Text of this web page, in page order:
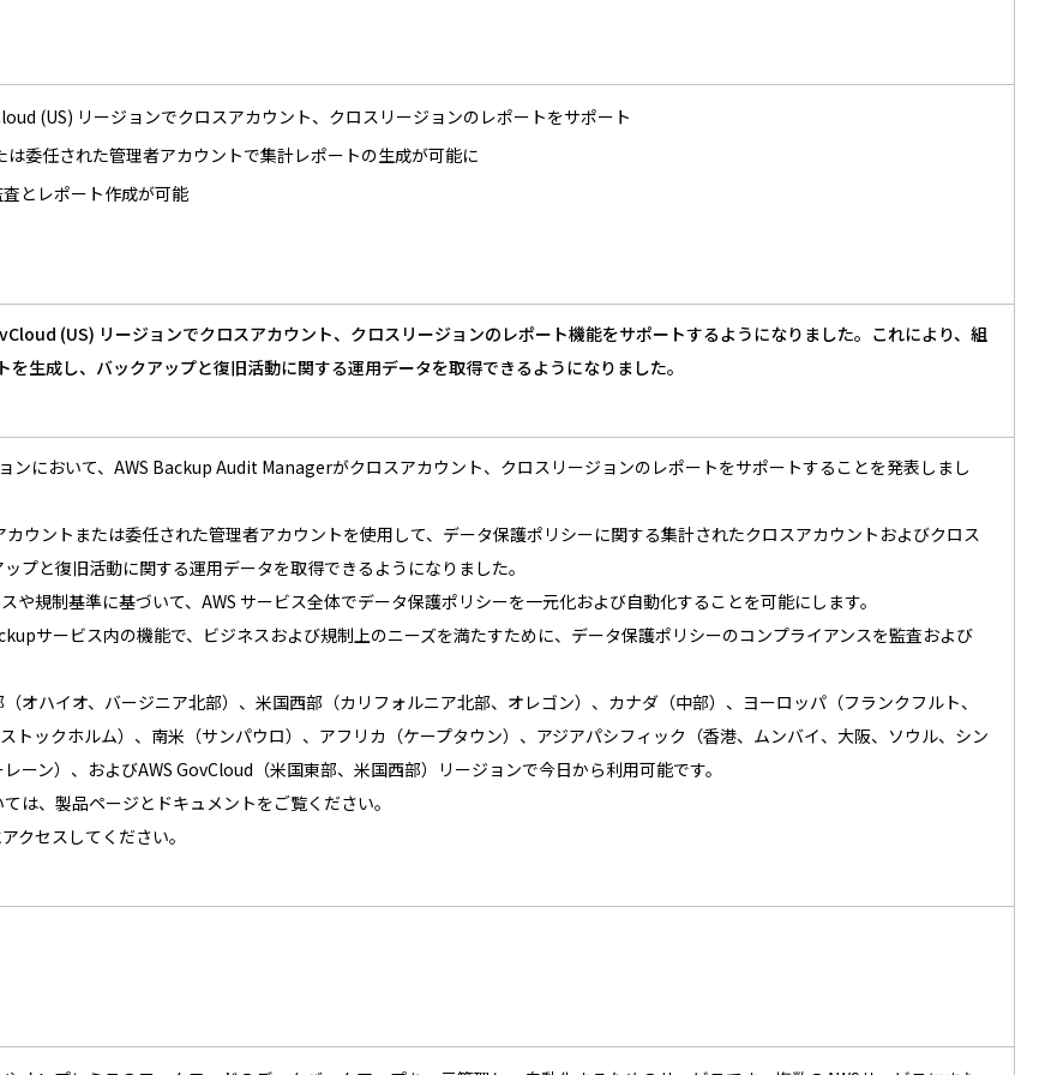
(US) リージョンでクロスアカウント、クロスリージョンのレポートをサポート
委任された管理者アカウントで集計レポートの生成が可能に
とレポート作成が可能
(US) リージョンでクロスアカウント、クロスリージョンのレポート機能をサポートするようになりました。これにより、組
生成し、バックアップと復旧活動に関する運用データを取得できるようになりました。
ンにおいて、AWS Backup Audit Managerがクロスアカウント、クロスリージョンのレポートをサポートすることを発表しまし
ウントまたは委任された管理者アカウントを使用して、データ保護ポリシーに関する集計されたクロスアカウントおよびクロス
プと復旧活動に関する運用データを取得できるようになりました。
や規制基準に基づいて、AWS サービス全体でデータ保護ポリシーを一元化および自動化することを可能にします。
サービス内の機能で、ビジネスおよび規制上のニーズを満たすために、データ保護ポリシーのコンプライアンスを監査および
オハイオ、バージニア北部）、米国西部（カリフォルニア北部、オレゴン）、カナダ（中部）、ヨーロッパ（フランクフルト、
トックホルム）、南米（サンパウロ）、アフリカ（ケープタウン）、アジアパシフィック（香港、ムンバイ、大阪、ソウル、シン
ーン）、およびAWS GovCloud（米国東部、米国西部）リージョンで今日から利用可能です。
は、製品ページとドキュメントをご覧ください。
クセスしてください。